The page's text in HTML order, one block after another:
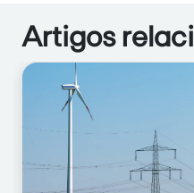
Artigos